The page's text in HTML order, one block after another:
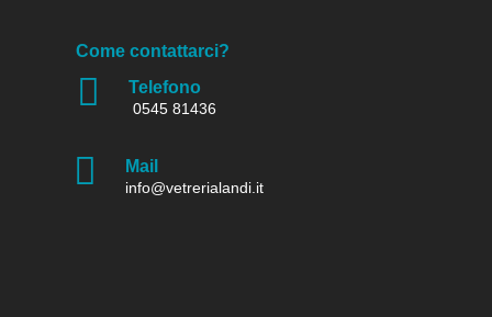
Come contattarci?
 Telefono
0545 81436
 Mail
info@vetrerialandi.it